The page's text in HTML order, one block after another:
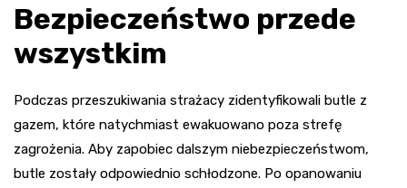
Bezpieczeństwo przede
wszystkim
Podczas przeszukiwania strażacy zidentyfikowali butle z
gazem, które natychmiast ewakuowano poza strefę
zagrożenia. Aby zapobiec dalszym niebezpieczeństwom,
butle zostały odpowiednio schłodzone. Po opanowaniu